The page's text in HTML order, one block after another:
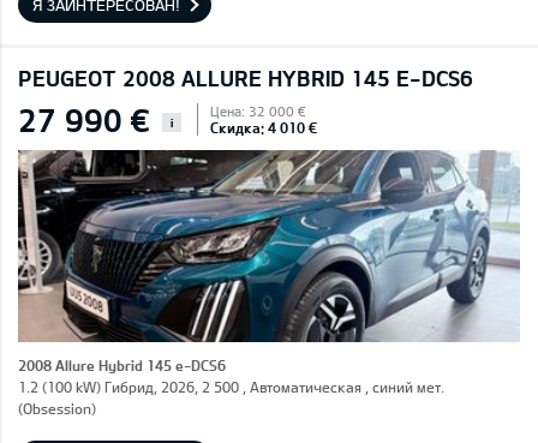
Я ЗАИНТЕРЕСОВАН!
PEUGEOT 2008 ALLURE HYBRID 145 E-DCS6
27 990 € i
Цена: 32 000 €
Скидка: 4 010 €
2008 Allure Hybrid 145 e-DCS6
1.2 (100 kW) Гибрид, 2026, 2 500 , Автоматическая , синий мет.
(Obsession)